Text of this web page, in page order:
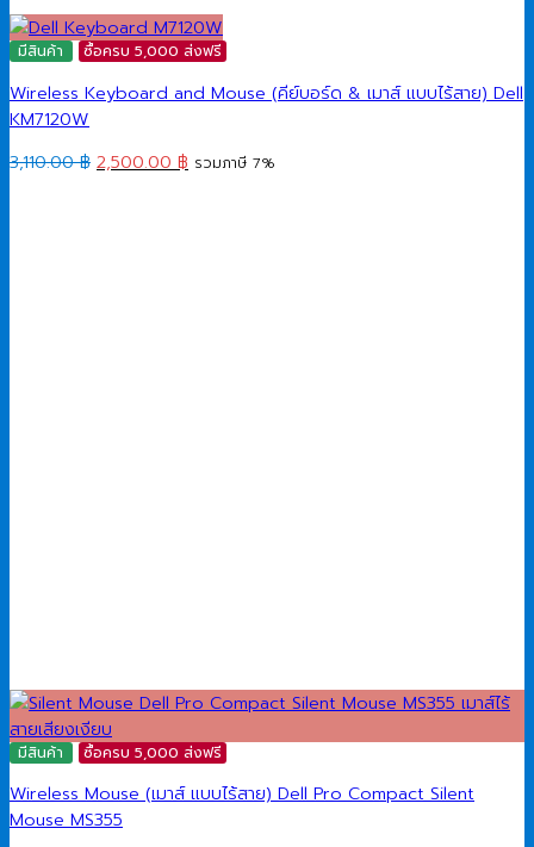
มีสินค้า ซื้อครบ 5,000 ส่งฟรี
Wireless Keyboard and Mouse (คีย์บอร์ด & เมาส์ แบบไร้สาย) Dell
KM7120W
3,110.00฿ Original
2,500.00 ฿ Current
รวมภาษี 7%
มีสินค้า ซื้อครบ 5,000 ส่งฟรี
Wireless Mouse (เมาส์ แบบไร้สาย) Dell Pro Compact Silent
Mouse MS355